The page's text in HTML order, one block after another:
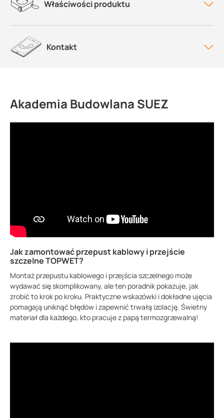
Właściwości produktu
Kontakt
Akademia Budowlana SUEZ
Jak zamontować przepust kablowy i przejście
szczelne TOPWET?
Montaż przepustu kablowego i przejścia szczelnego może
wydawać się skomplikowany, ale ten poradnik pokazuje, jak
zrobić to krok po kroku. Praktyczne wskazówki i dokładne ujęcia
pomagają uniknąć błędów i zapewnić trwałą izolację. Świetny
materiał dla każdego, kto pracuje z papą termozgrzewalną!